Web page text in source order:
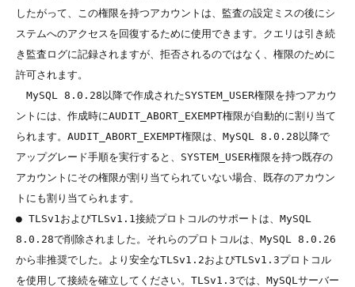
したがって、この権限を持つアカウントは、監査の設定ミスの後にシ
ステムへのアクセスを回復するために使用できます。クエリは引き続
き監査ログに記録されますが、拒否されるのではなく、権限のために
許可されます。
MySQL 8.0.28以降で作成されたSYSTEM_USER権限を持つアカウ
ントには、作成時にAUDIT_ABORT_EXEMPT権限が自動的に割り当て
られます。AUDIT_ABORT_EXEMPT権限は、MySQL 8.0.28以降で
アップグレード手順を実行すると、SYSTEM_USER権限を持つ既存の
アカウントにその権限が割り当てられていない場合、既存のアカウン
トにも割り当てられます。
● TLSv1およびTLSv1.1接続プロトコルのサポートは、MySQL
8.0.28で削除されました。それらのプロトコルは、MySQL 8.0.26
から非推奨でした。より安全なTLSv1.2およびTLSv1.3プロトコル
を使用して接続を確立してください。TLSv1.3では、MySQLサーバー